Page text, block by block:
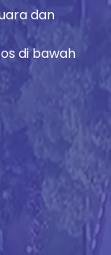
dan
di bawah